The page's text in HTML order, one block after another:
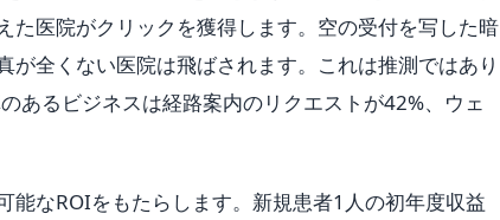
た医院がクリックを獲得します。空の受付を写した暗
が全くない医院は飛ばされます。これは推測ではあり
あるビジネスは経路案内のリクエストが42%、ウェ
能なROIをもたらします。新規患者1人の初年度収益